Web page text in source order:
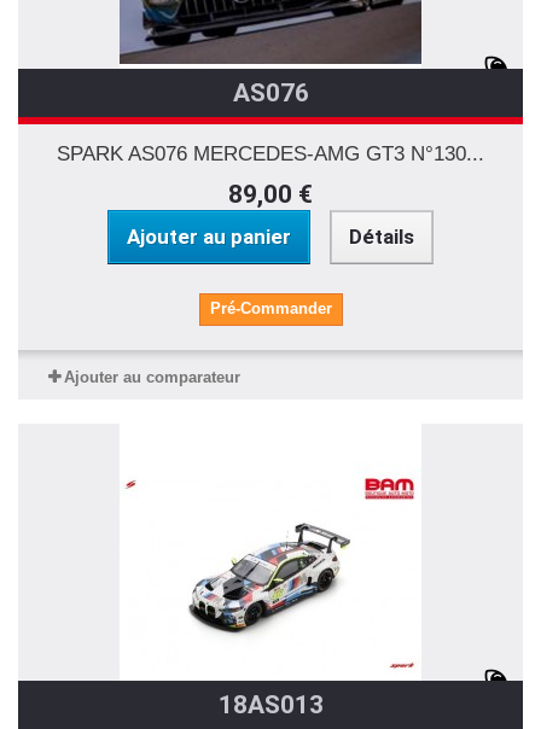
AS076
SPARK AS076 MERCEDES-AMG GT3 N°130...
89,00 €
Ajouter au panier Détails
Pré-Commander
Ajouter au comparateur
18AS013